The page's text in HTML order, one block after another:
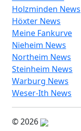
Holzminden News
Höxter News
Meine Fankurve
Nieheim News
Northeim News
Steinheim News
Warburg News
Weser-Ith News
© 2026